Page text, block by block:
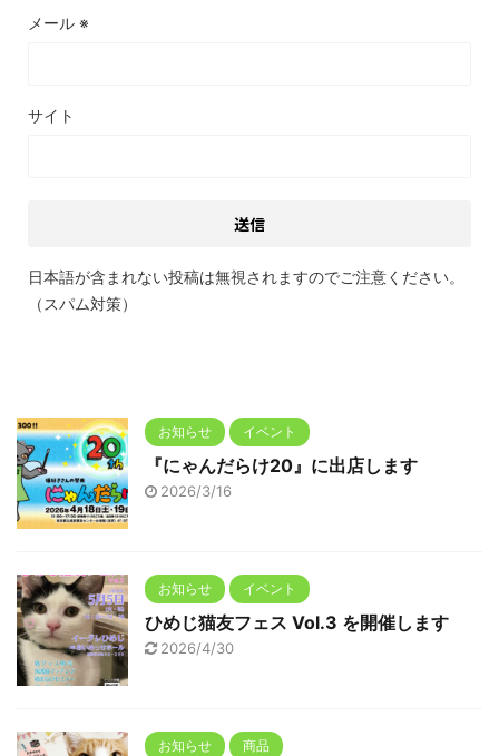
メール ※
サイト
日本語が含まれない投稿は無視されますのでご注意ください。
（スパム対策）
お知らせ イベント
『にゃんだらけ20』に出店します
2026/3/16
お知らせ イベント
ひめじ猫友フェス Vol.3 を開催します
2026/4/30
お知らせ 商品